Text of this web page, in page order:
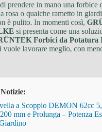
prendere in mano una forbice
rosa o qualche rametto in
è pulito. In momenti così,
si presenta come una
Forbici da Potatura
vuole lavorare meglio, con
a Scoppio DEMON 62cc
mm e Prolunga – Potenza